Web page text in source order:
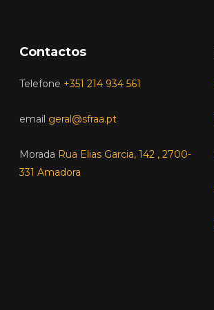
Contactos
Telefone +351 214 934 561
email geral@sfraa.pt
Morada Rua Elias Garcia, 142 , 2700-
331 Amadora